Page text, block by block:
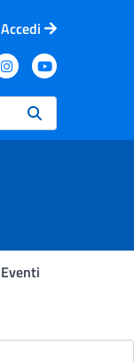
Accedi
Eventi